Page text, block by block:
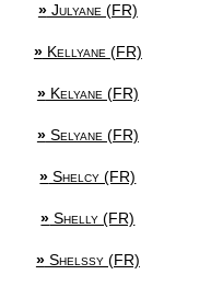
»Julyane (FR)
»Kellyane (FR)
»Kelyane (FR)
»Selyane (FR)
» Shelcy (FR)
» Shelly (FR)
»Shelssy (FR)